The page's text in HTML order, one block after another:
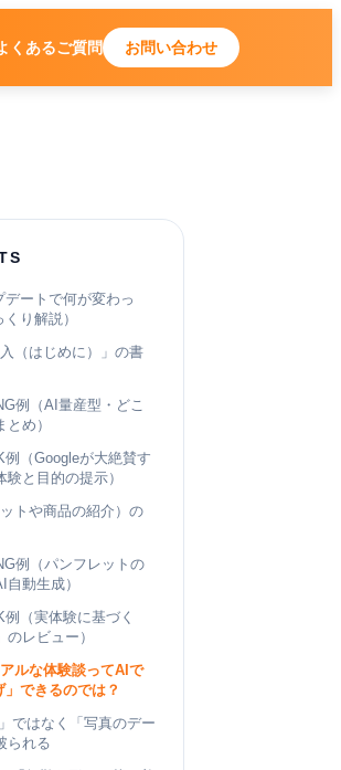
くあるご質問 お問い合わせ
デートで何が変わっ
り解説）
（はじめに）」の書
例（AI量産型・どこ
め）
（Googleが大絶賛す
験と目的の提示）
トや商品の紹介）の
例（パンフレットの
自動生成）
（実体験に基づく
のレビュー）
ルな体験談ってAIで
」できるのでは？
ではなく「写真のデー
られる